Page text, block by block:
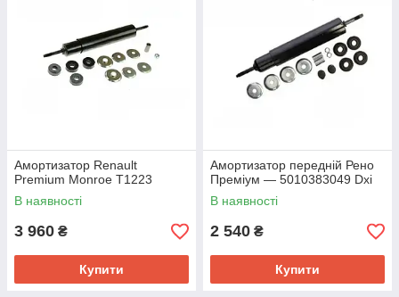
Амортизатор Renault
Premium Monroe T1223
В наявності
3 960 ₴
Купити
Амортизатор передній Рено
Преміум — 5010383049 Dxi
В наявності
2 540 ₴
Купити